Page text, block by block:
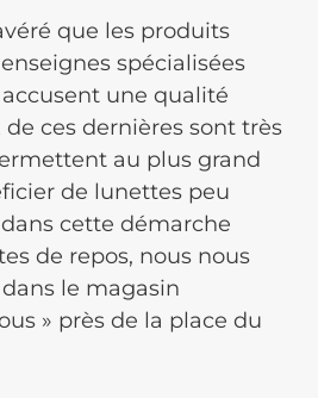
que les produits
spécialisées
une qualité
ces dernières sont très
au plus grand
de lunettes peu
cette démarche
de repos, nous nous
le magasin
» près de la place du